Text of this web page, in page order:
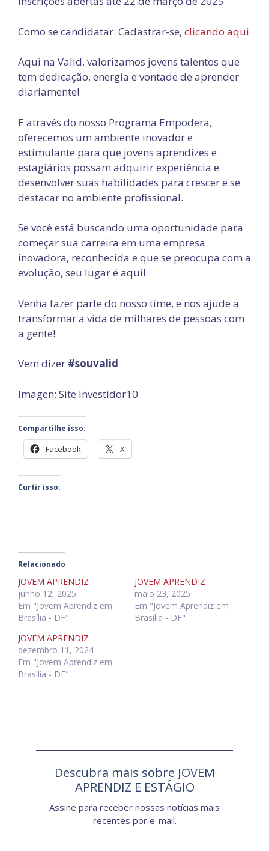
Como se candidatar: Cadastrar-se, clicando aqui
Aqui na Valid, valorizamos jovens talentos que
tem dedicação, energia e vontade de aprender
diariamente!
E através do nosso Programa Empodera,
oferecemos um ambiente inovador e
estimulante para que jovens aprendizes e
estagiários possam adquirir experiência e
desenvolver suas habilidades para crescer e se
destacar no ambiente profissional.
Se você está buscando uma oportunidade para
começar sua carreira em uma empresa
inovadora, reconhecida e que se preocupa com a
evolução, seu lugar é aqui!
Venha fazer parte do nosso time, e nos ajude a
transformar a vida de milhares de pessoas com
a gente!
Vem dizer #souvalid
Imagen: Site Investidor10
Compartilhe isso:
Facebook X
Curtir isso:
Relacionado
JOVEM APRENDIZ
junho 12, 2025
Em "Jovem Aprendiz em
Brasília - DF"
JOVEM APRENDIZ
maio 23, 2025
Em "Jovem Aprendiz em
Brasília - DF"
JOVEM APRENDIZ
dezembro 11, 2024
Em "Jovem Aprendiz em
Brasília - DF"
Descubra mais sobre JOVEM
APRENDIZ E ESTÁGIO
Assine para receber nossas notícias mais
recentes por e-mail.